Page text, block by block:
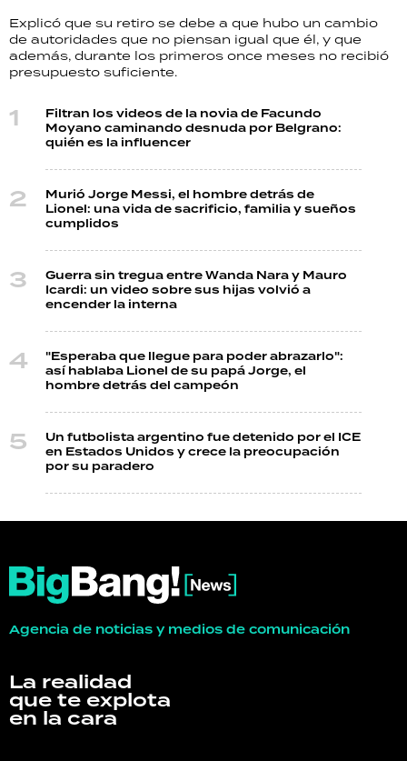
Explicó que su retiro se debe a que hubo un cambio
de autoridades que no piensan igual que él, y que
además, durante los primeros once meses no recibió
presupuesto suficiente.
Filtran los videos de la novia de Facundo
Moyano caminando desnuda por Belgrano:
quién es la influencer
Murió Jorge Messi, el hombre detrás de
Lionel: una vida de sacrificio, familia y sueños
cumplidos
Guerra sin tregua entre Wanda Nara y Mauro
Icardi: un video sobre sus hijas volvió a
encender la interna
"Esperaba que llegue para poder abrazarlo":
así hablaba Lionel de su papá Jorge, el
hombre detrás del campeón
Un futbolista argentino fue detenido por el ICE
en Estados Unidos y crece la preocupación
por su paradero
Agencia de noticias y medios de comunicación
La realidad
que te explota
en la cara